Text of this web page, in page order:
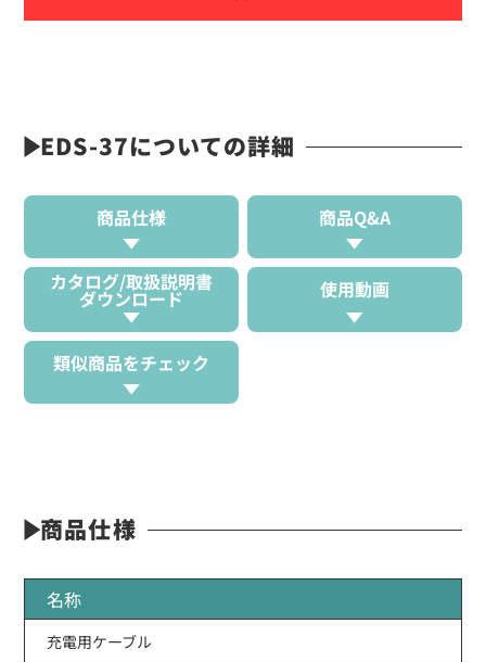
EDS-37についての詳細
商品仕様 商品Q&A
カタログ/取扱説明書
ダウンロード 使用動画
類似商品をチェック
商品仕様
名称
充電用ケーブル